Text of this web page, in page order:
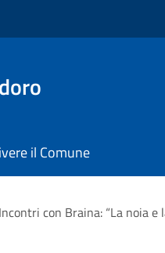
il Comune
Incontri con Braina: “La noia